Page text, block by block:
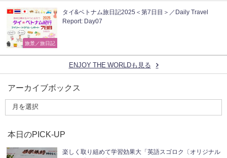
旅景／旅日記
タイ&ベトナム旅日記2025＜第7日目＞／Daily Travel
Report: Day07
ENJOY THE WORLDも見る
アーカイブボックス
本日のPICK-UP
楽しく取り組めて学習効果大「英語スゴロク〔オリジナル